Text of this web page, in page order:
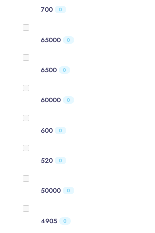
700 0
65000 0
6500 0
60000 0
600 0
520 0
50000 0
4905 0